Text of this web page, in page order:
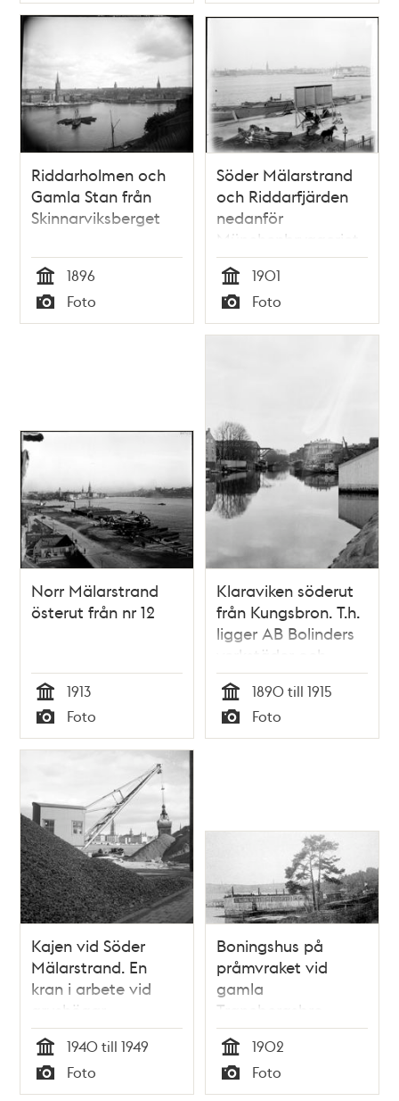
hyreshuset "Brända
Stickan" med adress
ombyggt i funkisstil.
Riddarholmen och
Gamla Stan från
Skinnarviksberget
Tid
1896
Typ
Foto
Söder Mälarstrand
och Riddarfjärden
nedanför
Münchenbryggeriet
Tid
1901
Typ
Foto
Norr Mälarstrand
österut från nr 12
Tid
1913
Typ
Foto
Klaraviken söderut
från Kungsbron. T.h.
ligger AB Bolinders
verkstäder och
Serafimerlasarettet.
T.v. Bryggargatans
mynning
Tid
1890 till 1915
Typ
Foto
Kajen vid Söder
Mälarstrand. En
kran i arbete vid
grushögar.
Riddarholmen i
fonden
Tid
1940 till 1949
Typ
Foto
Boningshus på
pråmvraket vid
gamla
Tranebergsbro
Tid
1902
Typ
Foto